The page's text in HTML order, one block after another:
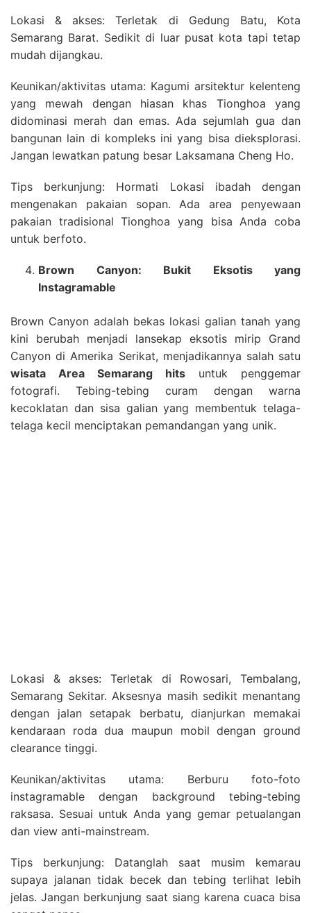
Lokasi & akses: Terletak di Gedung Batu, Kota
Semarang Barat. Sedikit di luar pusat kota tapi tetap
mudah dijangkau.
Keunikan/aktivitas utama: Kagumi arsitektur kelenteng
yang mewah dengan hiasan khas Tionghoa yang
didominasi merah dan emas. Ada sejumlah gua dan
bangunan lain di kompleks ini yang bisa dieksplorasi.
Jangan lewatkan patung besar Laksamana Cheng Ho.
Tips berkunjung: Hormati Lokasi ibadah dengan
mengenakan pakaian sopan. Ada area penyewaan
pakaian tradisional Tionghoa yang bisa Anda coba
untuk berfoto.
Brown Canyon: Bukit Eksotis yang
Instagramable
Brown Canyon adalah bekas lokasi galian tanah yang
kini berubah menjadi lansekap eksotis mirip Grand
Canyon di Amerika Serikat, menjadikannya salah satu
wisata Area Semarang hits untuk penggemar
fotografi. Tebing-tebing curam dengan warna
kecoklatan dan sisa galian yang membentuk telaga-
telaga kecil menciptakan pemandangan yang unik.
Lokasi & akses: Terletak di Rowosari, Tembalang,
Semarang Sekitar. Aksesnya masih sedikit menantang
dengan jalan setapak berbatu, dianjurkan memakai
kendaraan roda dua maupun mobil dengan ground
clearance tinggi.
Keunikan/aktivitas utama: Berburu foto-foto
instagramable dengan background tebing-tebing
raksasa. Sesuai untuk Anda yang gemar petualangan
dan view anti-mainstream.
Tips berkunjung: Datanglah saat musim kemarau
supaya jalanan tidak becek dan tebing terlihat lebih
jelas. Jangan berkunjung saat siang karena cuaca bisa